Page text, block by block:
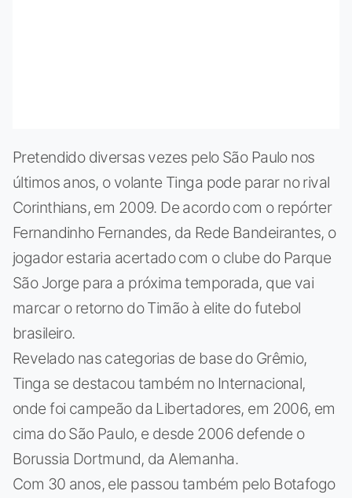
Pretendido diversas vezes pelo São Paulo nos
últimos anos, o volante Tinga pode parar no rival
Corinthians, em 2009. De acordo com o repórter
Fernandinho Fernandes, da Rede Bandeirantes, o
jogador estaria acertado com o clube do Parque
São Jorge para a próxima temporada, que vai
marcar o retorno do Timão à elite do futebol
brasileiro.
Revelado nas categorias de base do Grêmio,
Tinga se destacou também no Internacional,
onde foi campeão da Libertadores, em 2006, em
cima do São Paulo, e desde 2006 defende o
Borussia Dortmund, da Alemanha.
Com 30 anos, ele passou também pelo Botafogo